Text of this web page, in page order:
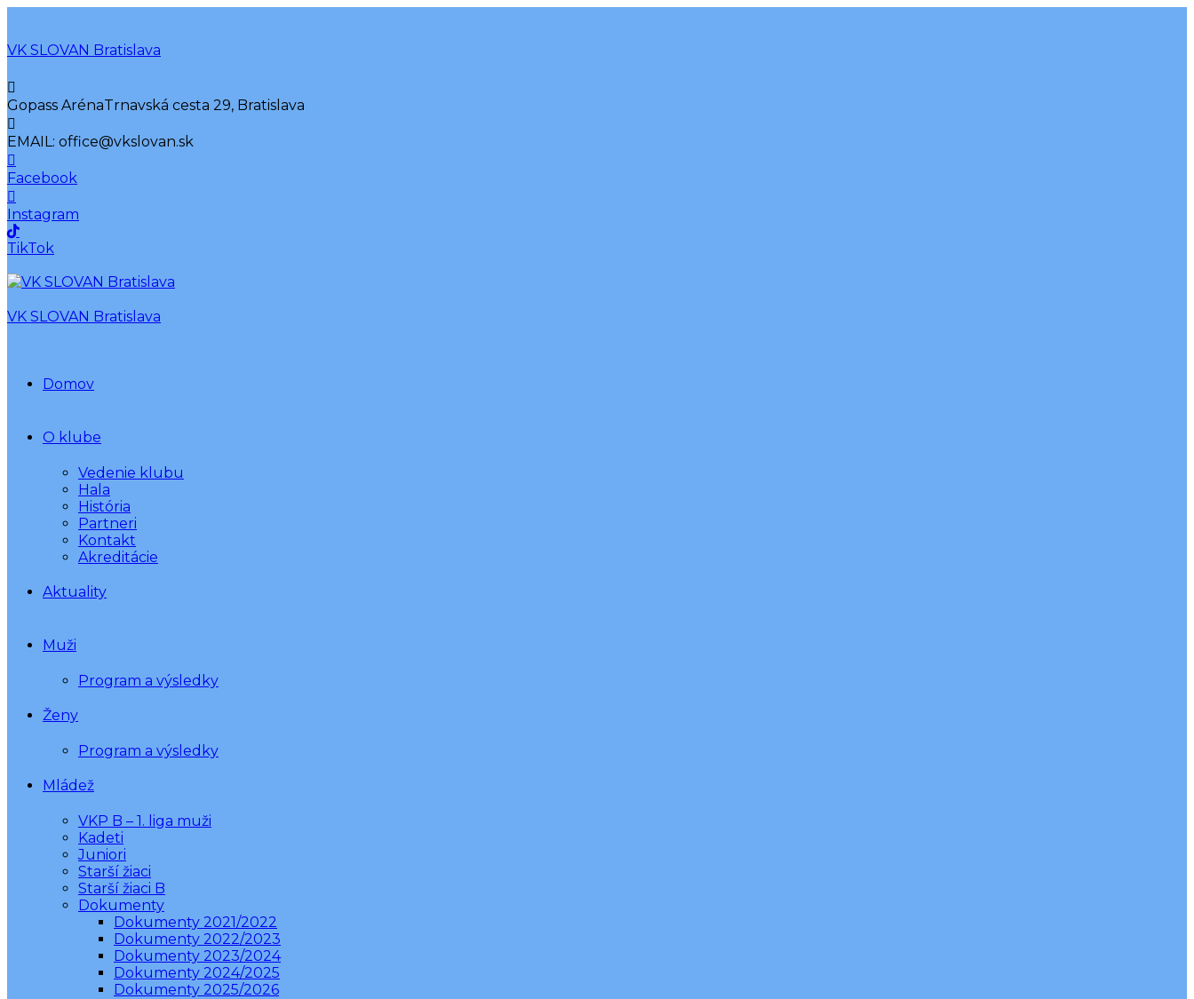
VK SLOVAN Bratislava
Gopass ArénaTrnavská cesta 29, Bratislava
EMAIL: office@vkslovan.sk
Facebook
Instagram
TikTok
VK SLOVAN Bratislava
Domov
O klube
Vedenie klubu
Hala
História
Partneri
Kontakt
Akreditácie
Aktuality
Muži
Program a výsledky
Ženy
Program a výsledky
Mládež
VKP B – 1. liga muži
Kadeti
Juniori
Starší žiaci
Starší žiaci B
Dokumenty
Dokumenty 2021/2022
Dokumenty 2022/2023
Dokumenty 2023/2024
Dokumenty 2024/2025
Dokumenty 2025/2026